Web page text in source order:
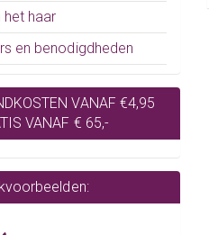
het haar
en benodigdheden
VANAF €4,95
VANAF € 65,-